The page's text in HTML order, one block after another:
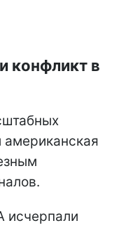
конфликт в